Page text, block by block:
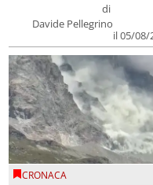
di
Davide Pellegrino
il 05/08/
CRONACA